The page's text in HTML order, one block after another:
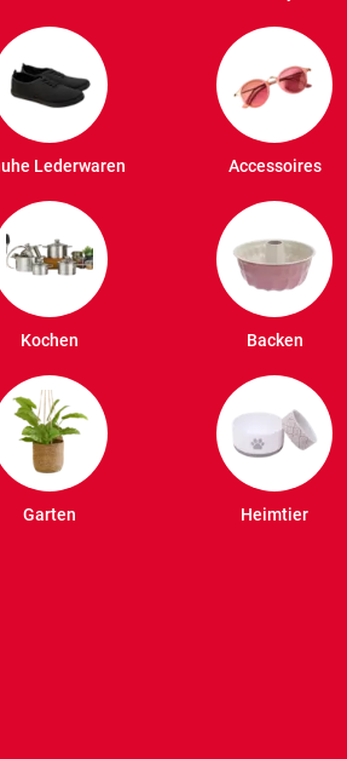
Lederwaren Accessoires
Kochen Backen
Garten Heimtier